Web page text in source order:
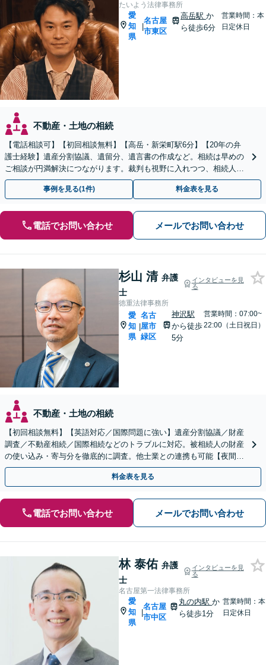
たいよう法律事務所
愛
知
県
|
名古屋
市東区
高岳駅 か
ら徒歩6分
営業時間：本
日定休日
不動産・土地の相続
【電話相談可】【初回相談無料】【高岳・新栄町駅6分】【20年の弁
護士経験】遺産分割協議、遺留分、遺言書の作成など。相続は早めの
ご相談が円満解決につながります。裁判も視野に入れつつ、相続人同
士の関係性を壊さない解決方法を模索します
事例を見る(1件) 料金表を見る
電話でお問い合わせ メールでお問い合わせ
杉山 清 弁護
士
インタビューを見
る
徳重法律事務所
愛
知
県
|
名古
屋市
緑区
神沢駅
から徒歩
5分
営業時間：07:00~
22:00（土日祝日）
不動産・土地の相続
【初回相談無料】【英語対応／国際問題に強い】遺産分割協議／財産
調査／不動産相続／国際相続などのトラブルに対応。被相続人の財産
の使い込み・寄与分を徹底的に調査。他士業との連携も可能【夜間・
休日面談】【出張サービスあり】【徳重駅／神沢駅5分】
料金表を見る
電話でお問い合わせ メールでお問い合わせ
林 泰佑 弁護
士
インタビューを見
る
名古屋第一法律事務所
愛
知
県
|
名古屋
市中区
丸の内駅か
ら徒歩1分
営業時間：本
日定休日